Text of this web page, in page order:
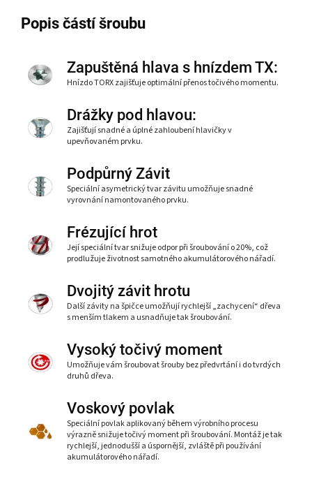
Popis částí šroubu
Zapuštěná hlava s hnízdem TX:
Hnízdo TORX zajišťuje optimální přenos točivého momentu.
Drážky pod hlavou:
Zajišťují snadné a úplné zahloubení hlavičky v
upevňovaném prvku.
Podpůrný Závit
Speciální asymetrický tvar závitu umožňuje snadné
vyrovnání namontovaného prvku.
Frézující hrot
Její speciální tvar snižuje odpor při šroubování o 20%, což
prodlužuje životnost samotného akumulátorového nářadí.
Dvojitý závit hrotu
Další závity na špičce umožňují rychlejší „zachycení“ dřeva
s menším tlakem a usnadňuje tak šroubování.
Vysoký točivý moment
Umožňuje vám šroubovat šrouby bez předvrtání i do tvrdých
druhů dřeva.
Voskový povlak
Speciální povlak aplikovaný během výrobního procesu
výrazně snižuje točivý moment při šroubování. Montáž je tak
rychlejší, jednodušší a úspornější, zvláště při používání
akumulátorového nářadí.